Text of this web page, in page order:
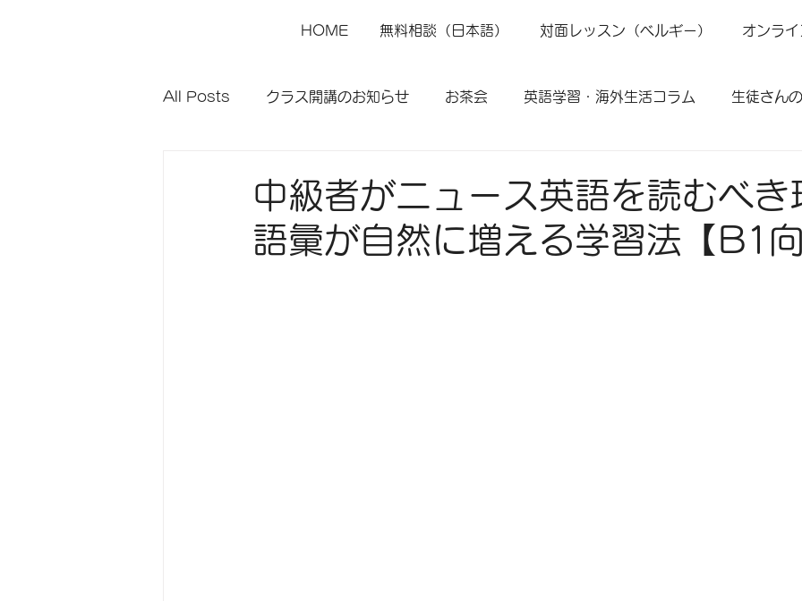
HOME 無料相談（日本語） 対面レッスン（ベルギー） オンラ
All Posts クラス開講のお知らせ お茶会 英語学習・海外生活コラム 生徒さん
中級者がニュース英語を読むべき
語彙が自然に増える学習法【B1